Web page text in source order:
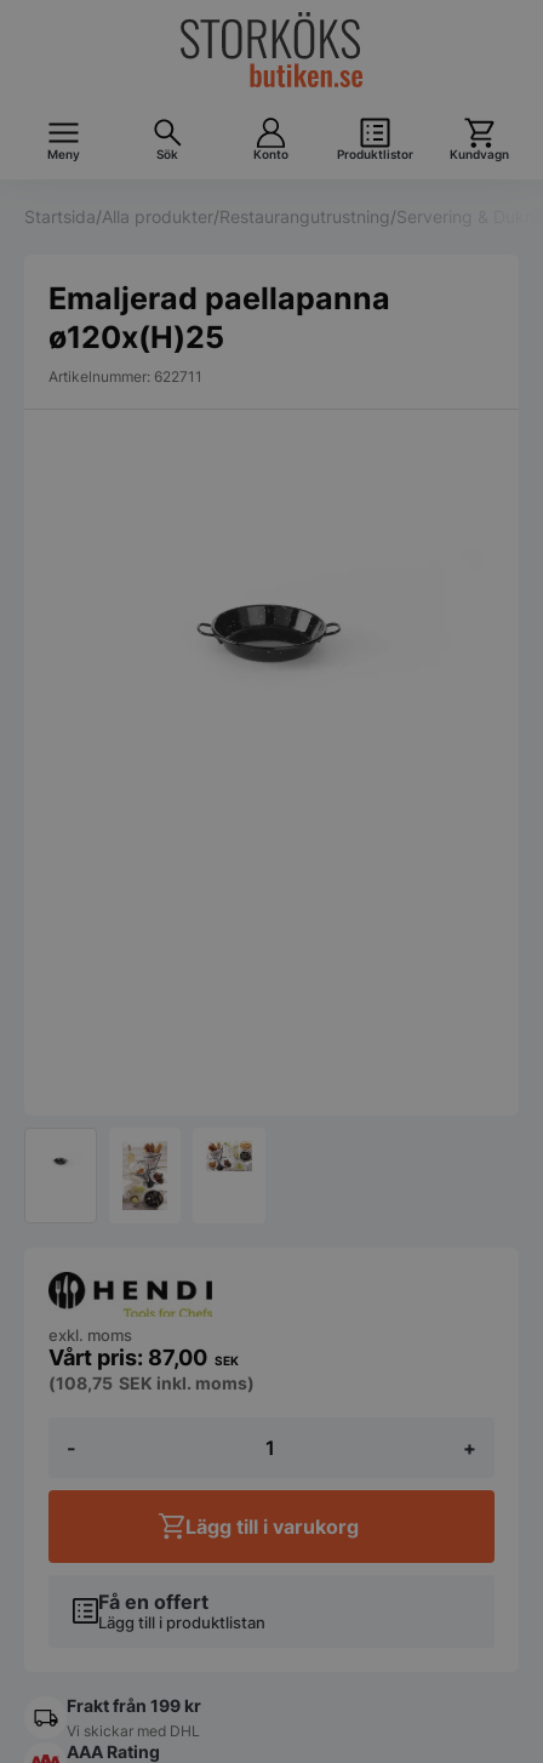
Meny Sök Konto Produktlistor Kundvagn
Startsida/Alla produkter/Restaurangutrustning/Servering &
Emaljerad paellapanna
ø120x(H)25
Artikelnummer: 622711
-
paellapanna
mängd
+
87,00 SEK
exkl. moms
(108,75 SEK inkl. moms)
Få en offert
Lägg till i produktlistan
Lägg till i varukorg
Frakt från 199 kr
Vi skickar med DHL
AAA Rating